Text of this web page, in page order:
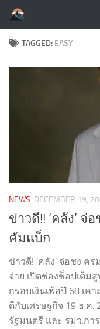
Skip to content
TAGGED: EASY
NEWS DECEMBER 19,
ข่าวดี!! ‘คลัง’ จ่
คัมแบ็ก
ข่าวดี! ‘คลัง’ จ่อชง ค
จ่าย เปิดช่องช็อปเต็ม
กรอบเงินเฟ้อปี 68 เค
ดีกับเศรษฐกิจ 19 ธ.ค
รัฐมนตรี และ รมว.กา